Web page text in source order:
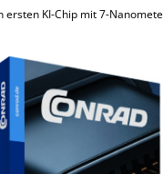
ersten KI-Chip mit 7-